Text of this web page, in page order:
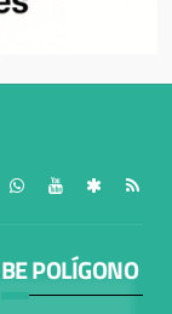
BE POLÍGONO